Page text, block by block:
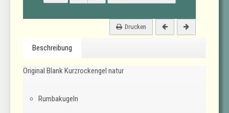
Drucken
Beschreibung
Original Blank Kurzrockengel natur
Rumbakugeln